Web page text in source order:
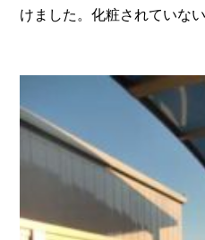
けました。化粧されていな